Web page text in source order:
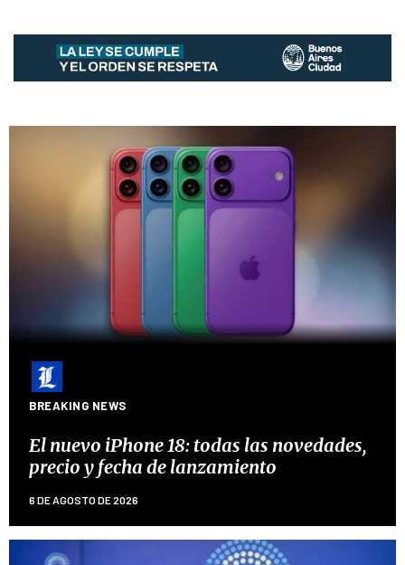
BREAKING NEWS
El nuevo iPhone 18: todas las novedades,
precio y fecha de lanzamiento
6 DE AGOSTO DE 2026